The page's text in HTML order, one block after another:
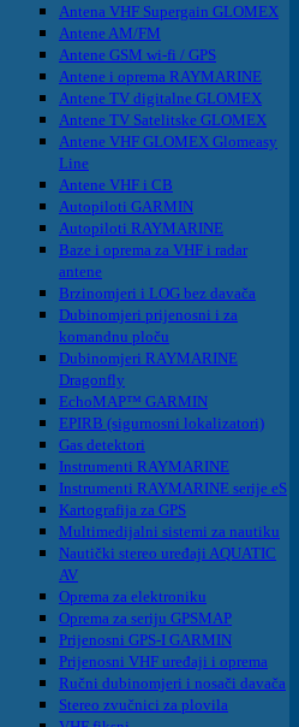
Antena VHF Supergain GLOMEX
Antene AM/FM
Antene GSM wi-fi / GPS
Antene i oprema RAYMARINE
Antene TV digitalne GLOMEX
Antene TV Satelitske GLOMEX
Antene VHF GLOMEX Glomeasy
Line
Antene VHF i CB
Autopiloti GARMIN
Autopiloti RAYMARINE
Baze i oprema za VHF i radar
antene
Brzinomjeri i LOG bez davača
Dubinomjeri prijenosni i za
komandnu ploču
Dubinomjeri RAYMARINE
Dragonfly
EchoMAP™ GARMIN
EPIRB (sigurnosni lokalizatori)
Gas detektori
Instrumenti RAYMARINE
Instrumenti RAYMARINE serije eS
Kartografija za GPS
Multimedijalni sistemi za nautiku
Nautički stereo uređaji AQUATIC
AV
Oprema za elektroniku
Oprema za seriju GPSMAP
Prijenosni GPS-I GARMIN
Prijenosni VHF uređaji i oprema
Ručni dubinomjeri i nosači davača
Stereo zvučnici za plovila